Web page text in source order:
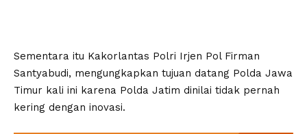
Sementara itu Kakorlantas Polri Irjen Pol Firman
Santyabudi, mengungkapkan tujuan datang Polda Jawa
Timur kali ini karena Polda Jatim dinilai tidak pernah
kering dengan inovasi.